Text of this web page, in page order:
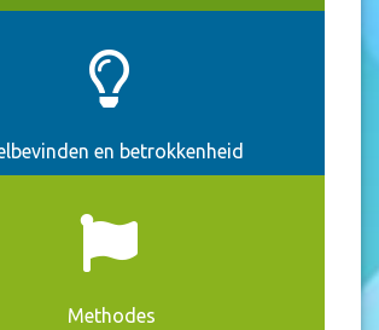
en betrokkenheid
Methodes